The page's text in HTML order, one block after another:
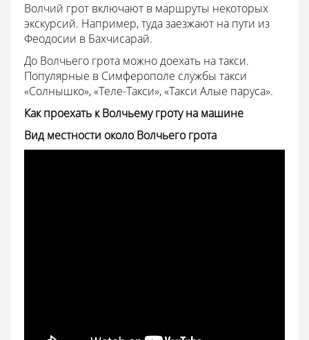
Волчий грот включают в маршруты некоторых
экскурсий. Например, туда заезжают на пути из
Феодосии в Бахчисарай.
До Волчьего грота можно доехать на такси.
Популярные в Симферополе службы такси
«Солнышко», «Теле-Такси», «Такси Алые паруса».
Как проехать к Волчьему гроту на машине
Вид местности около Волчьего грота